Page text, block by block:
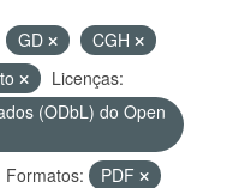
GD
CGH
Licenças:
(ODbL) do Open
Formatos:
PDF